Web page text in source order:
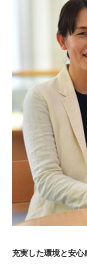
充実した環境と安